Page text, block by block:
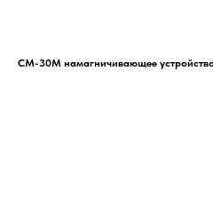
СМ-30М намагничивающее устройство